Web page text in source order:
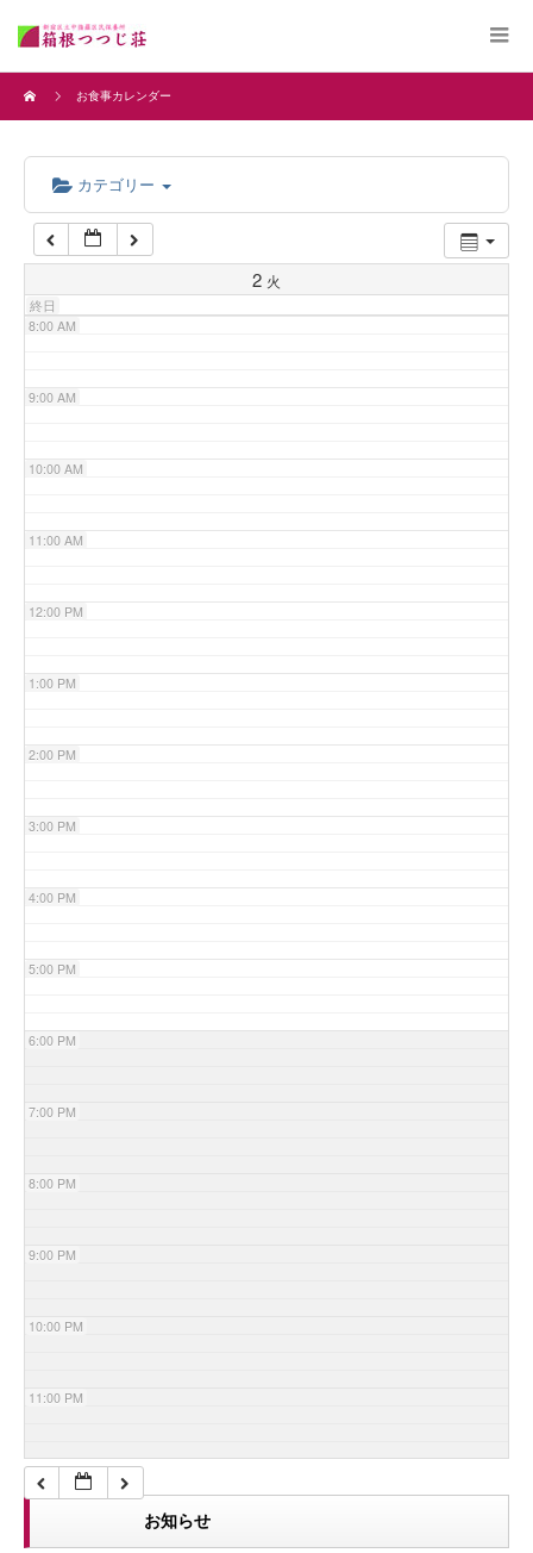
お食事カレンダー
カテゴリー
2 火
終日
4:00 AM
6:00 AM
7:00 AM
8:00 AM
9:00 AM
10:00 AM
11:00 AM
12:00 PM
1:00 PM
2:00 PM
3:00 PM
4:00 PM
5:00 PM
6:00 PM
7:00 PM
8:00 PM
9:00 PM
10:00 PM
11:00 PM
お知らせ